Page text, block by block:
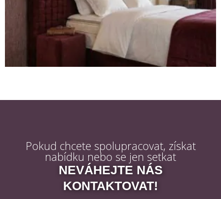
Pokud chcete spolupracovat, získat
nabídku nebo se jen setkat
NEVÁHEJTE NÁS
KONTAKTOVAT!